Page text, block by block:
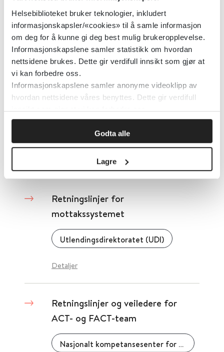
Helsebiblioteket bruker teknologier, inkludert
informasjonskapsler/«cookies» til å samle informasjon
om deg for å kunne gi deg best mulig brukeropplevelse.
Informasjonskapslene samler statistikk om hvordan
nettsidene brukes. Dette gir verdifull innsikt som gjør at
vi kan forbedre oss.
Informasjonskapslene samler anonyme videoklipp av
hvordan nettsidene våres benyttes. Dette gir verdifull
innsikt som gjør at vi kan forbedre oss.
Godta alle
Lagre
Rask psykisk helsehjelp-håndboka
Nasjonalt kompetansesenter for psykisk helsearbeid (NAPHA)
Detaljer
Rehabilitering, habilitering,
individuell plan og koordinator -
Helsedirektoratet
Retningslinjer for
mottakssystemet
Utlendingsdirektoratet (UDI)
Detaljer
Retningslinjer og veiledere for
ACT- og FACT-team
Nasjonalt kompetansesenter for psykisk helsearbeid (NAPHA)